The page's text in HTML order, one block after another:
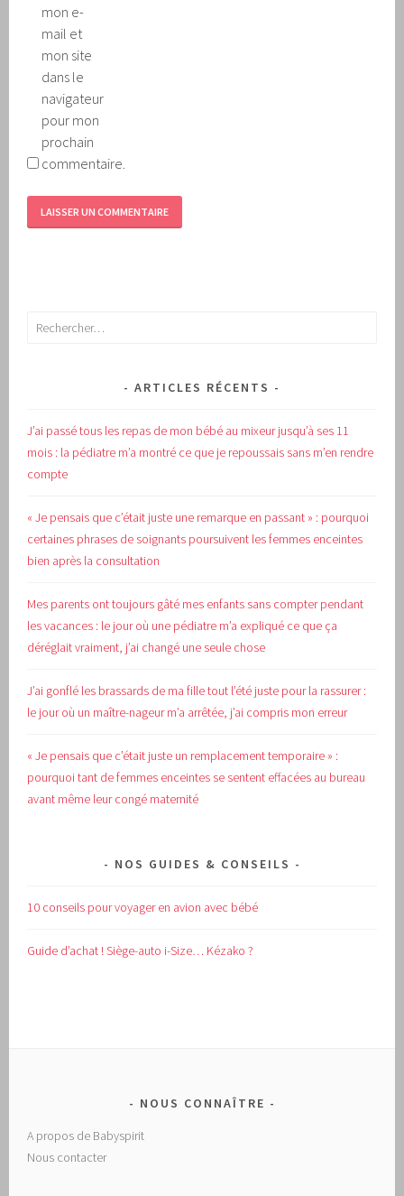
mon e-
mail et
mon site
dans le
navigateur
pour mon
prochain
commentaire.
Rechercher :
ARTICLES RÉCENTS
J’ai passé tous les repas de mon bébé au mixeur jusqu’à ses 11
mois : la pédiatre m’a montré ce que je repoussais sans m’en rendre
compte
« Je pensais que c’était juste une remarque en passant » : pourquoi
certaines phrases de soignants poursuivent les femmes enceintes
bien après la consultation
Mes parents ont toujours gâté mes enfants sans compter pendant
les vacances : le jour où une pédiatre m’a expliqué ce que ça
déréglait vraiment, j’ai changé une seule chose
J’ai gonflé les brassards de ma fille tout l’été juste pour la rassurer :
le jour où un maître-nageur m’a arrêtée, j’ai compris mon erreur
« Je pensais que c’était juste un remplacement temporaire » :
pourquoi tant de femmes enceintes se sentent effacées au bureau
avant même leur congé maternité
NOS GUIDES & CONSEILS
10 conseils pour voyager en avion avec bébé
Guide d’achat !Siège-auto i-Size… Kézako ?
NOUS CONNAÎTRE
A propos de Babyspirit
Nous contacter